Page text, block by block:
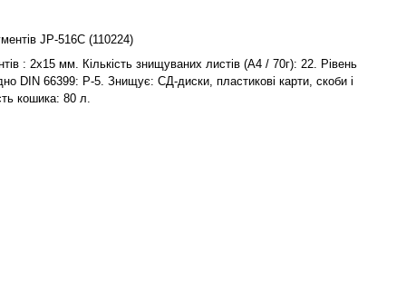
JP-516C (110224)
: 2х15 мм. Кількість знищуваних листів (А4 / 70г): 22. Рівень
DIN 66399: Р-5. Знищує: СД-диски, пластикові карти, скоби і
кошика: 80 л.